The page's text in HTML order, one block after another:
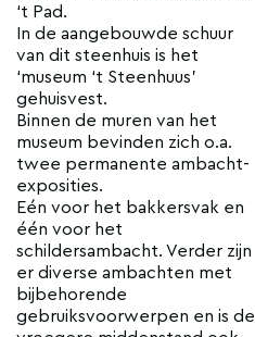
‘t Pad.
In de aangebouwde schuur
van dit steenhuis is het
‘museum ‘t Steenhuus’
gehuisvest.
Binnen de muren van het
museum bevinden zich o.a.
twee permanente ambacht-
exposities.
Eén voor het bakkersvak en
één voor het
schildersambacht. Verder zijn
er diverse ambachten met
bijbehorende
gebruiksvoorwerpen en is de